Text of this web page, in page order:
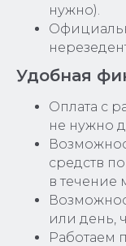
нужно).
Удобная
Оплата с
не нужно
средств
в течение
или день,
Работаем